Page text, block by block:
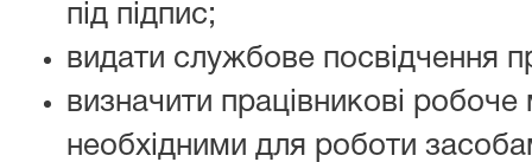
під підпис;
видати службове посвідчення
визначити працівникові
необхідними для роботи